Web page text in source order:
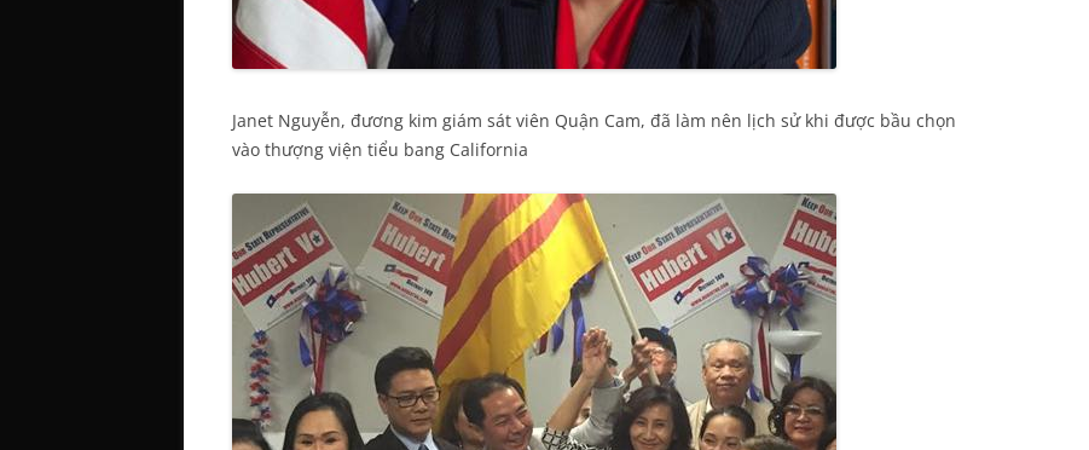
Janet Nguyễn, đương kim giám sát viên Quận Cam, đã làm nên lịch sử khi được bầu chọn
vào thượng viện tiểu bang California